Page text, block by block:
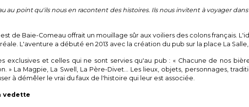
au point qu'ils nous en racontent des histoires. Ils nous invitent à voyager
de Baie-Comeau offrait un mouillage sûr aux voiliers des colons français.
L'aventure a débuté en 2013 avec la création du pub sur la place La
exclusives et celles qui ne sont servies qu'au pub : « Chacune de nos
La Magpie, La Swell, La Père-Divet… Les lieux, objets, personnages,
à démêler le vrai du faux de l'histoire qui leur est associée.
vedette